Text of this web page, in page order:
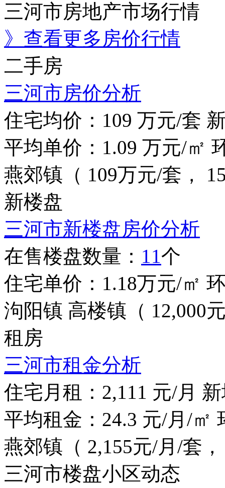
三河市房地产市场行情
》查看更多房价行情
二手房
三河市房价分析
住宅均价： 109 万元/套
平均单价： 1.09 万元/㎡
燕郊镇（ 109万元/套，
新楼盘
三河市新楼盘房价分析
在售楼盘数量： 11个
住宅单价： 1.18万元/㎡
泃阳镇 高楼镇（ 12,000
租房
三河市租金分析
住宅月租： 2,111 元/月
平均租金： 24.3 元/月/㎡
燕郊镇（ 2,155元/月/套，
三河市楼盘小区动态